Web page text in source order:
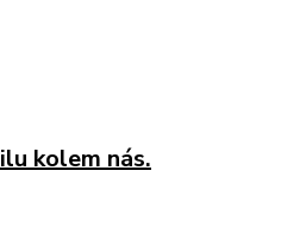
kolem nás.